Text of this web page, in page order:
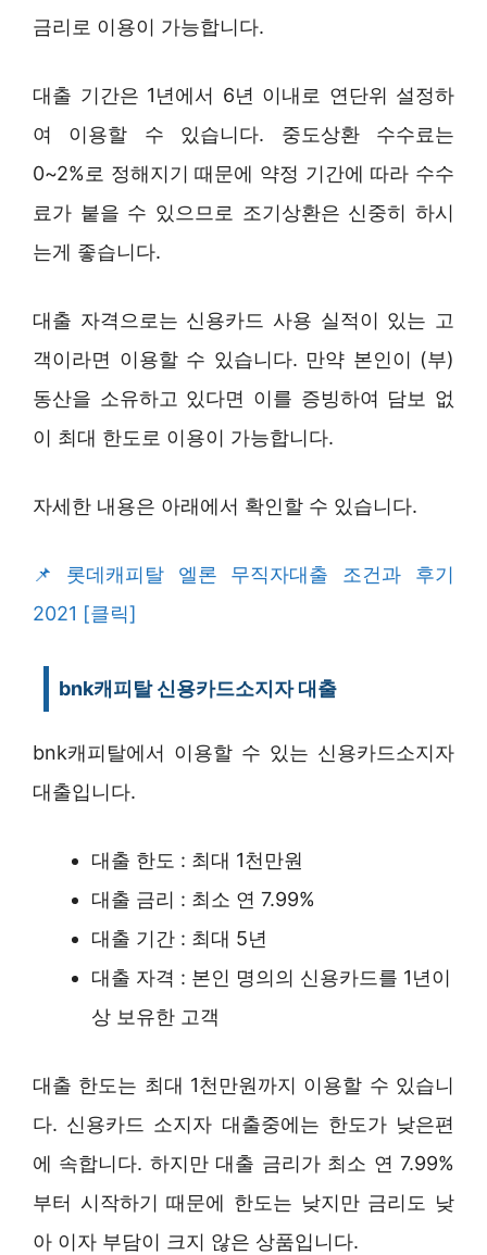
금리로 이용이 가능합니다.
대출 기간은 1년에서 6년 이내로 연단위 설정하
여 이용할 수 있습니다. 중도상환 수수료는
0~2%로 정해지기 때문에 약정 기간에 따라 수수
료가 붙을 수 있으므로 조기상환은 신중히 하시
는게 좋습니다.
대출 자격으로는 신용카드 사용 실적이 있는 고
객이라면 이용할 수 있습니다. 만약 본인이 (부)
동산을 소유하고 있다면 이를 증빙하여 담보 없
이 최대 한도로 이용이 가능합니다.
자세한 내용은 아래에서 확인할 수 있습니다.
롯데캐피탈 엘론 무직자대출 조건과 후기
2021 [클릭]
bnk캐피탈 신용카드소지자 대출
bnk캐피탈에서 이용할 수 있는 신용카드소지자
대출입니다.
대출 한도 : 최대 1천만원
대출 금리 : 최소 연 7.99%
대출 기간 : 최대 5년
대출 자격 : 본인 명의의 신용카드를 1년이
상 보유한 고객
대출 한도는 최대 1천만원까지 이용할 수 있습니
다. 신용카드 소지자 대출중에는 한도가 낮은편
에 속합니다. 하지만 대출 금리가 최소 연 7.99%
부터 시작하기 때문에 한도는 낮지만 금리도 낮
아 이자 부담이 크지 않은 상품입니다.